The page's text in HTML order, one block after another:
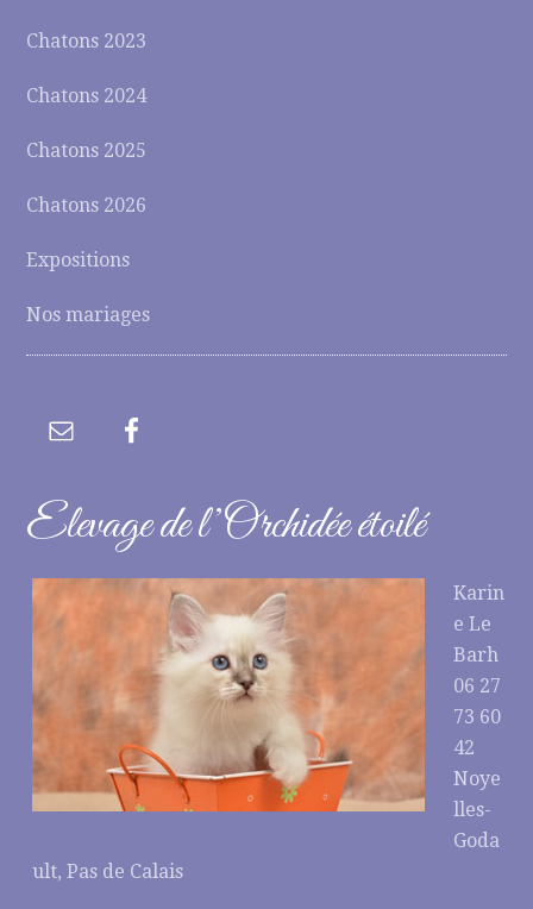
Chatons 2023
Chatons 2024
Chatons 2025
Chatons 2026
Expositions
Nos mariages
Elevage de l’Orchidée étoilé
Karin
e Le
Barh
06 27
73 60
42
Noye
lles-
Goda
ult, Pas de Calais